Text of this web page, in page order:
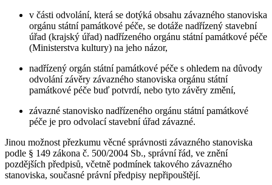
v části odvolání, která se dotýká obsahu závazného stanoviska
orgánu státní památkové péče, se dotáže nadřízený stavební
úřad (krajský úřad) nadřízeného orgánu státní památkové péče
(Ministerstva kultury) na jeho názor,
nadřízený orgán státní památkové péče s ohledem na důvody
odvolání závěry závazného stanoviska orgánu státní
památkové péče buď potvrdí, nebo tyto závěry změní,
závazné stanovisko nadřízeného orgánu státní památkové
péče je pro odvolací stavební úřad závazné.
Jinou možnost přezkumu věcné správnosti závazného stanoviska
podle § 149 zákona č. 500/2004 Sb., správní řád, ve znění
pozdějších předpisů, včetně podmínek takového závazného
stanoviska, současné právní předpisy nepřipouštějí.